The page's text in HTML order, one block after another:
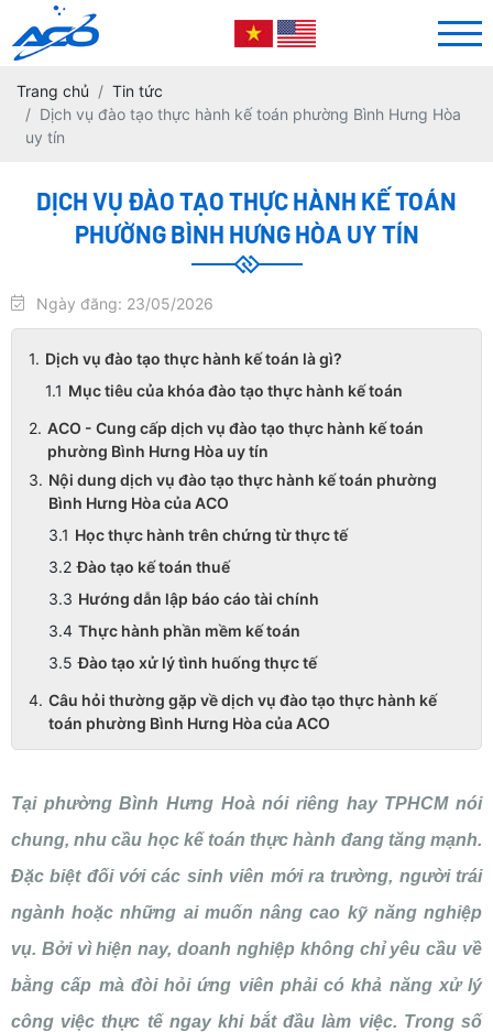
Trang chủ
Tin tức
Dịch vụ đào tạo thực hành kế toán phường Bình Hưng Hòa
uy tín
DỊCH VỤ ĐÀO TẠO THỰC HÀNH KẾ TOÁN
PHƯỜNG BÌNH HƯNG HÒA UY TÍN
Ngày đăng: 23/05/2026
Dịch vụ đào tạo thực hành kế toán là gì?
Mục tiêu của khóa đào tạo thực hành kế toán
ACO - Cung cấp dịch vụ đào tạo thực hành kế toán
phường Bình Hưng Hòa uy tín
Nội dung dịch vụ đào tạo thực hành kế toán phường
Bình Hưng Hòa của ACO
Học thực hành trên chứng từ thực tế
Đào tạo kế toán thuế
Hướng dẫn lập báo cáo tài chính
Thực hành phần mềm kế toán
Đào tạo xử lý tình huống thực tế
Câu hỏi thường gặp về dịch vụ đào tạo thực hành kế
toán phường Bình Hưng Hòa của ACO
Tại phường Bình Hưng Hoà nói riêng hay TPHCM nói
chung, nhu cầu học kế toán thực hành đang tăng mạnh.
Đặc biệt đối với các sinh viên mới ra trường, người trái
ngành hoặc những ai muốn nâng cao kỹ năng nghiệp
vụ. Bởi vì hiện nay, doanh nghiệp không chỉ yêu cầu về
bằng cấp mà đòi hỏi ứng viên phải có khả năng xử lý
công việc thực tế ngay khi bắt đầu làm việc. Trong số